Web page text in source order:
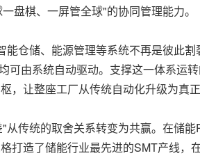
盘棋、一屏管全球"的协同管理能力。
仓储、能源管理等系统不再是彼此
由系统自动驱动。支撑这一体系运
让整座工厂从传统自动化升级为真
传统的取舍关系转变为共赢。在储能
打造了储能行业最先进的SMT产线，